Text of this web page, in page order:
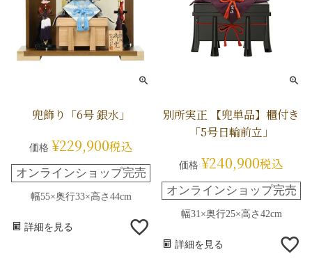
兜飾り「6号 銀水」
価格 ¥229,900税込
オンラインショップ完売
幅55×奥行33×高さ44cm
詳細を見る
別所実正 【兜単品】櫃付き
「5号日輪前立」
価格 ¥240,900税込
オンラインショップ完売
幅31×奥行25×高さ42cm
詳細を見る